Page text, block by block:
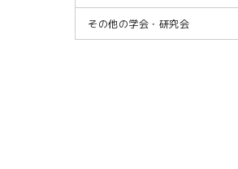
その他の学会・研究会